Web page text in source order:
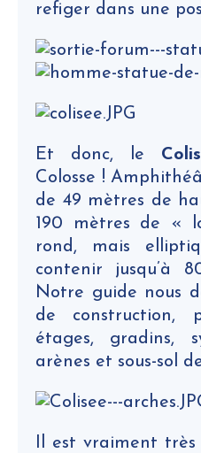
refiger dans une
Et donc, le
Colosse !
de 49 mètres de
190 mètres de «
rond, mais
contenir jusqu’à
Notre guide nous
de construction,
étages, gradins,
arènes et sous-sol
Il est vraiment très